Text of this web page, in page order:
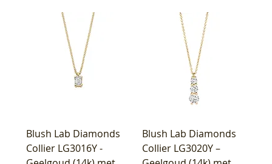
Blush Lab Diamonds
Collier LG3016Y -
Blush Lab Diamonds
Collier LG3020Y –